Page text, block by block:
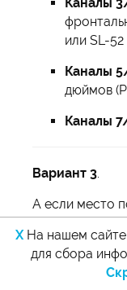
или SL-52
Каналы
дюймов
Каналы
Вариант 3
А если место
сэкономить
тыловых
Prology серии
работе с
XНа нашем сайте
для сбора